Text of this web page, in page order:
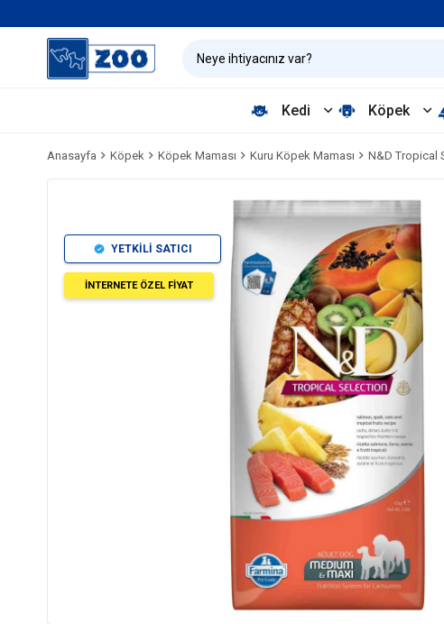
Kedi Köpek
Anasayfa Köpek Köpek Maması Kuru Köpek Maması N&D Tropical
YETKİLİ SATICI
İNTERNETE ÖZEL FİYAT